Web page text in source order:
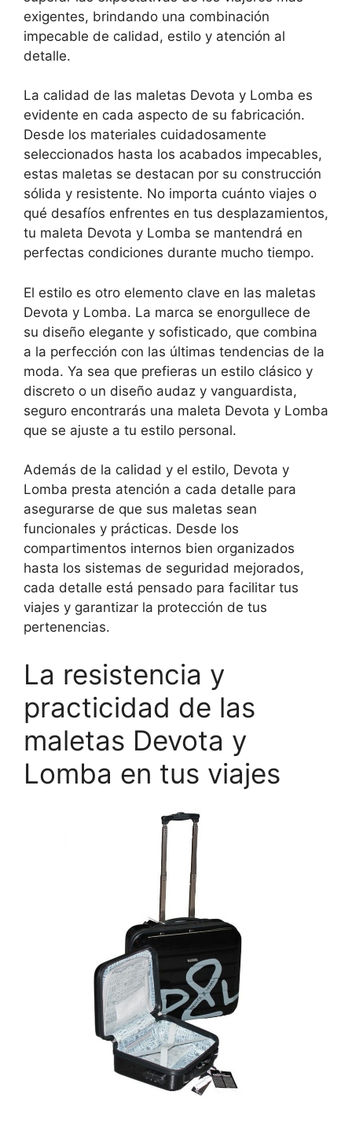
exigentes, brindando una combinación
impecable de calidad, estilo y atención al
detalle.
La calidad de las maletas Devota y Lomba es
evidente en cada aspecto de su fabricación.
Desde los materiales cuidadosamente
seleccionados hasta los acabados impecables,
estas maletas se destacan por su construcción
sólida y resistente. No importa cuánto viajes o
qué desafíos enfrentes en tus desplazamientos,
tu maleta Devota y Lomba se mantendrá en
perfectas condiciones durante mucho tiempo.
El estilo es otro elemento clave en las maletas
Devota y Lomba. La marca se enorgullece de
su diseño elegante y sofisticado, que combina
a la perfección con las últimas tendencias de la
moda. Ya sea que prefieras un estilo clásico y
discreto o un diseño audaz y vanguardista,
seguro encontrarás una maleta Devota y Lomba
que se ajuste a tu estilo personal.
Además de la calidad y el estilo, Devota y
Lomba presta atención a cada detalle para
asegurarse de que sus maletas sean
funcionales y prácticas. Desde los
compartimentos internos bien organizados
hasta los sistemas de seguridad mejorados,
cada detalle está pensado para facilitar tus
viajes y garantizar la protección de tus
pertenencias.
La resistencia y
practicidad de las
maletas Devota y
Lomba en tus viajes